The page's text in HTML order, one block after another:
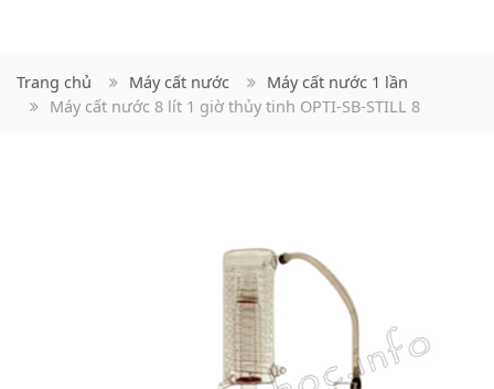
Trang chủ Máy cất nước
Máy cất nước 1 lần
Máy cất nước 8 lít 1 giờ thủy tinh OPTI-SB-STILL 8